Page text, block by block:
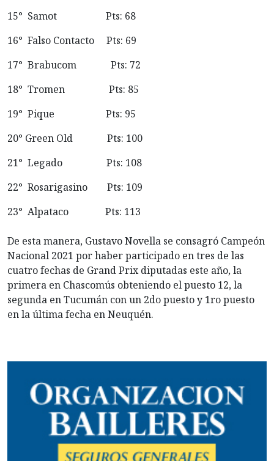
15° Samot Pts: 68
16° Falso Contacto Pts: 69
17° Brabucom Pts: 72
18° Tromen Pts: 85
19° Pique Pts: 95
20° Green Old Pts: 100
21° Legado Pts: 108
22° Rosarigasino Pts: 109
23° Alpataco Pts: 113
De esta manera, Gustavo Novella se consagró Campeón
Nacional 2021 por haber participado en tres de las
cuatro fechas de Grand Prix diputadas este año, la
primera en Chascomús obteniendo el puesto 12, la
segunda en Tucumán con un 2do puesto y 1ro puesto
en la última fecha en Neuquén.